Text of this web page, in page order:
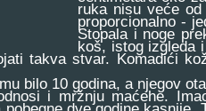
ruka nisu veće
proporcionalno -
Stopala i noge
koš, istog izgleda
takva stvar. Komadići
bilo 10 godina, a njegov
i mržnju maćehe.